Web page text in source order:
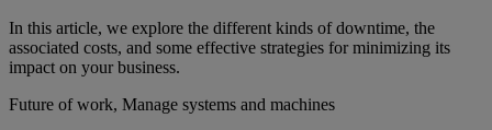
In this article, we explore the different kinds of downtime, the
associated costs, and some effective strategies for minimizing its
impact on your business.
Future of work, Manage systems and machines